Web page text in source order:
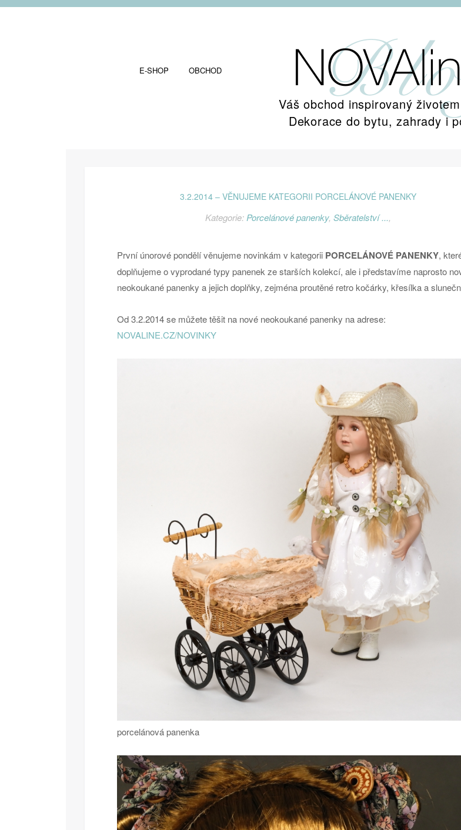
E-SHOP OBCHOD
Váš obchod inspirovaný
Dekorace do bytu, zahrady i
3.2.2014 – VĚNUJEME KATEGORII PORCELÁNOVÉ PANENKY
Kategorie: Porcelánové panenky, Sběratelství ...,
První únorové pondělí věnujeme novinkám v kategorii PORCELÁNOVÉ PANENKY,
doplňujeme o vyprodané typy panenek ze starších kolekcí, ale i představíme naprosto
neokoukané panenky a jejich doplňky, zejména proutěné retro kočárky, křesílka a
Od 3.2.2014 se můžete těšit na nové neokoukané panenky na adrese:
NOVALINE.CZ/NOVINKY
porcelánová panenka